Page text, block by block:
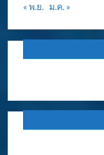
« พ.ย. ม.ค. »